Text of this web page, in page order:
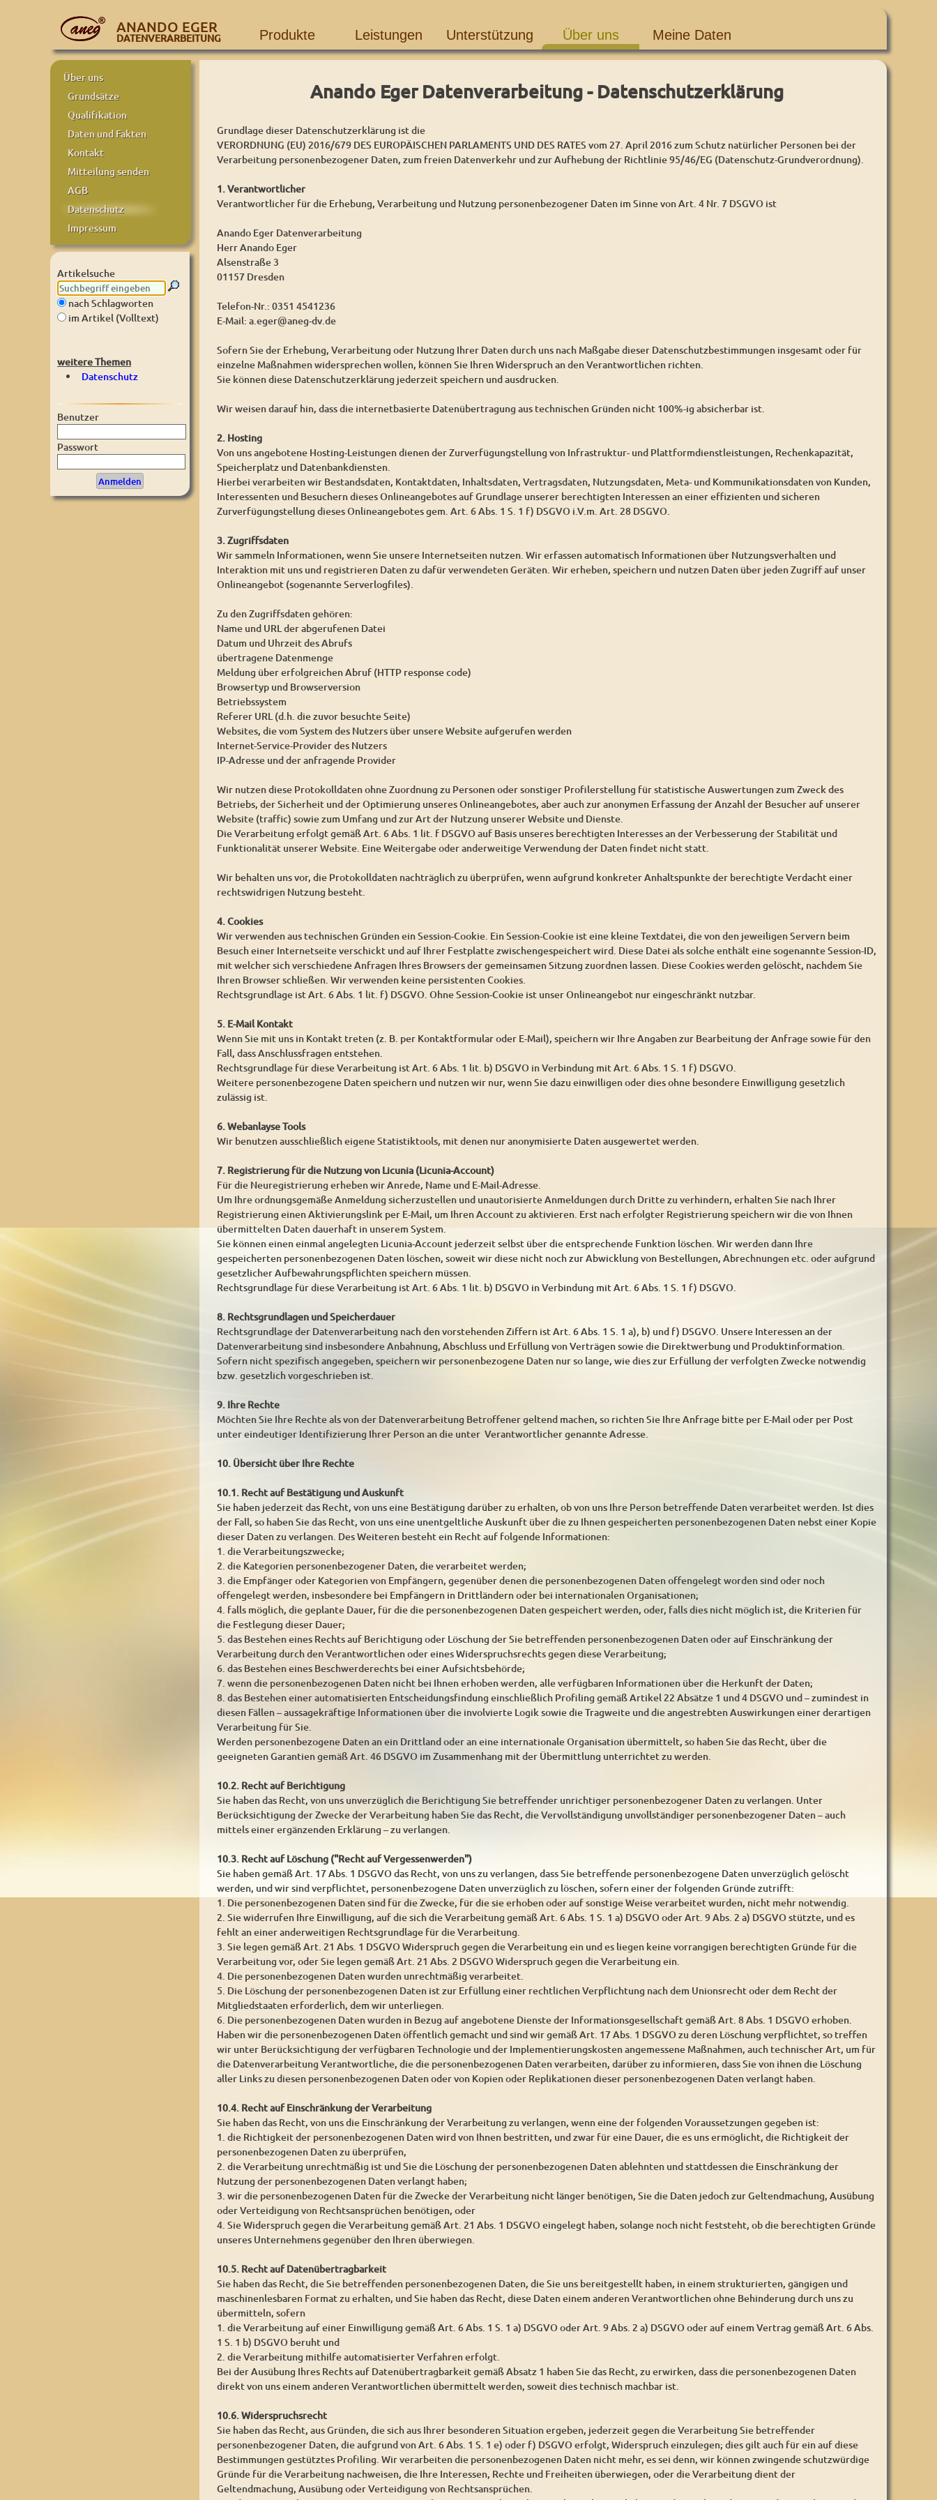
ANANDO EGER
DATENVERARBEITUNG Produkte Leistungen Unterstützung Über uns Meine Daten
Über uns
Grundsätze
Qualifikation
Daten und Fakten
Kontakt
Mitteilung senden
AGB
Datenschutz
Impressum
Artikelsuche
nach Schlagworten
im Artikel (Volltext)
weitere Themen
Datenschutz
Benutzer
Passwort
Anando Eger Datenverarbeitung - Datenschutzerklärung
Grundlage dieser Datenschutzerklärung ist die
VERORDNUNG (EU) 2016/679 DES EUROPÄISCHEN PARLAMENTS UND DES RATES vom 27. April 2016 zum Schutz natürlicher Personen bei der
Verarbeitung personenbezogener Daten, zum freien Datenverkehr und zur Aufhebung der Richtlinie 95/46/EG (Datenschutz-Grundverordnung).
1. Verantwortlicher
Verantwortlicher für die Erhebung, Verarbeitung und Nutzung personenbezogener Daten im Sinne von Art. 4 Nr. 7 DSGVO ist
Anando Eger Datenverarbeitung
Herr Anando Eger
Alsenstraße 3
01157 Dresden
Telefon-Nr.: 0351 4541236
E-Mail: a.eger@aneg-dv.de
Sofern Sie der Erhebung, Verarbeitung oder Nutzung Ihrer Daten durch uns nach Maßgabe dieser Datenschutzbestimmungen insgesamt oder für
einzelne Maßnahmen widersprechen wollen, können Sie Ihren Widerspruch an den Verantwortlichen richten.
Sie können diese Datenschutzerklärung jederzeit speichern und ausdrucken.
Wir weisen darauf hin, dass die internetbasierte Datenübertragung aus technischen Gründen nicht 100%-ig absicherbar ist.
2. Hosting
Von uns angebotene Hosting-Leistungen dienen der Zurverfügungstellung von Infrastruktur- und Plattformdienstleistungen, Rechenkapazität,
Speicherplatz und Datenbankdiensten.
Hierbei verarbeiten wir Bestandsdaten, Kontaktdaten, Inhaltsdaten, Vertragsdaten, Nutzungsdaten, Meta- und Kommunikationsdaten von Kunden,
Interessenten und Besuchern dieses Onlineangebotes auf Grundlage unserer berechtigten Interessen an einer effizienten und sicheren
Zurverfügungstellung dieses Onlineangebotes gem. Art. 6 Abs. 1 S. 1 f) DSGVO i.V.m. Art. 28 DSGVO.
3. Zugriffsdaten
Wir sammeln Informationen, wenn Sie unsere Internetseiten nutzen. Wir erfassen automatisch Informationen über Nutzungsverhalten und
Interaktion mit uns und registrieren Daten zu dafür verwendeten Geräten. Wir erheben, speichern und nutzen Daten über jeden Zugriff auf unser
Onlineangebot (sogenannte Serverlogfiles).
Zu den Zugriffsdaten gehören:
Name und URL der abgerufenen Datei
Datum und Uhrzeit des Abrufs
übertragene Datenmenge
Meldung über erfolgreichen Abruf (HTTP response code)
Browsertyp und Browserversion
Betriebssystem
Referer URL (d.h. die zuvor besuchte Seite)
Websites, die vom System des Nutzers über unsere Website aufgerufen werden
Internet-Service-Provider des Nutzers
IP-Adresse und der anfragende Provider
Wir nutzen diese Protokolldaten ohne Zuordnung zu Personen oder sonstiger Profilerstellung für statistische Auswertungen zum Zweck des
Betriebs, der Sicherheit und der Optimierung unseres Onlineangebotes, aber auch zur anonymen Erfassung der Anzahl der Besucher auf unserer
Website (traffic) sowie zum Umfang und zur Art der Nutzung unserer Website und Dienste.
Die Verarbeitung erfolgt gemäß Art. 6 Abs. 1 lit. f DSGVO auf Basis unseres berechtigten Interesses an der Verbesserung der Stabilität und
Funktionalität unserer Website. Eine Weitergabe oder anderweitige Verwendung der Daten findet nicht statt.
Wir behalten uns vor, die Protokolldaten nachträglich zu überprüfen, wenn aufgrund konkreter Anhaltspunkte der berechtigte Verdacht einer
rechtswidrigen Nutzung besteht.
4. Cookies
Wir verwenden aus technischen Gründen ein Session-Cookie. Ein Session-Cookie ist eine kleine Textdatei, die von den jeweiligen Servern beim
Besuch einer Internetseite verschickt und auf Ihrer Festplatte zwischengespeichert wird. Diese Datei als solche enthält eine sogenannte Session-ID,
mit welcher sich verschiedene Anfragen Ihres Browsers der gemeinsamen Sitzung zuordnen lassen. Diese Cookies werden gelöscht, nachdem Sie
Ihren Browser schließen. Wir verwenden keine persistenten Cookies.
Rechtsgrundlage ist Art. 6 Abs. 1 lit. f) DSGVO. Ohne Session-Cookie ist unser Onlineangebot nur eingeschränkt nutzbar.
5. E-Mail Kontakt
Wenn Sie mit uns in Kontakt treten (z. B. per Kontaktformular oder E-Mail), speichern wir Ihre Angaben zur Bearbeitung der Anfrage sowie für den
Fall, dass Anschlussfragen entstehen.
Rechtsgrundlage für diese Verarbeitung ist Art. 6 Abs. 1 lit. b) DSGVO in Verbindung mit Art. 6 Abs. 1 S. 1 f) DSGVO.
Weitere personenbezogene Daten speichern und nutzen wir nur, wenn Sie dazu einwilligen oder dies ohne besondere Einwilligung gesetzlich
zulässig ist.
6. Webanlayse Tools
Wir benutzen ausschließlich eigene Statistiktools, mit denen nur anonymisierte Daten ausgewertet werden.
7. Registrierung für die Nutzung von Licunia (Licunia-Account)
Für die Neuregistrierung erheben wir Anrede, Name und E-Mail-Adresse.
Um Ihre ordnungsgemäße Anmeldung sicherzustellen und unautorisierte Anmeldungen durch Dritte zu verhindern, erhalten Sie nach Ihrer
Registrierung einen Aktivierungslink per E-Mail, um Ihren Account zu aktivieren. Erst nach erfolgter Registrierung speichern wir die von Ihnen
übermittelten Daten dauerhaft in unserem System.
Sie können einen einmal angelegten Licunia-Account jederzeit selbst über die entsprechende Funktion löschen. Wir werden dann Ihre
gespeicherten personenbezogenen Daten löschen, soweit wir diese nicht noch zur Abwicklung von Bestellungen, Abrechnungen etc. oder aufgrund
gesetzlicher Aufbewahrungspflichten speichern müssen.
Rechtsgrundlage für diese Verarbeitung ist Art. 6 Abs. 1 lit. b) DSGVO in Verbindung mit Art. 6 Abs. 1 S. 1 f) DSGVO.
8. Rechtsgrundlagen und Speicherdauer
Rechtsgrundlage der Datenverarbeitung nach den vorstehenden Ziffern ist Art. 6 Abs. 1 S. 1 a), b) und f) DSGVO. Unsere Interessen an der
Datenverarbeitung sind insbesondere Anbahnung, Abschluss und Erfüllung von Verträgen sowie die Direktwerbung und Produktinformation.
Sofern nicht spezifisch angegeben, speichern wir personenbezogene Daten nur so lange, wie dies zur Erfüllung der verfolgten Zwecke notwendig
bzw. gesetzlich vorgeschrieben ist.
9. Ihre Rechte
Möchten Sie Ihre Rechte als von der Datenverarbeitung Betroffener geltend machen, so richten Sie Ihre Anfrage bitte per E-Mail oder per Post
unter eindeutiger Identifizierung Ihrer Person an die unter Verantwortlicher genannte Adresse.
10. Übersicht über Ihre Rechte
10.1. Recht auf Bestätigung und Auskunft
Sie haben jederzeit das Recht, von uns eine Bestätigung darüber zu erhalten, ob von uns Ihre Person betreffende Daten verarbeitet werden. Ist dies
der Fall, so haben Sie das Recht, von uns eine unentgeltliche Auskunft über die zu Ihnen gespeicherten personenbezogenen Daten nebst einer Kopie
dieser Daten zu verlangen. Des Weiteren besteht ein Recht auf folgende Informationen:
1. die Verarbeitungszwecke;
2. die Kategorien personenbezogener Daten, die verarbeitet werden;
3. die Empfänger oder Kategorien von Empfängern, gegenüber denen die personenbezogenen Daten offengelegt worden sind oder noch
offengelegt werden, insbesondere bei Empfängern in Drittländern oder bei internationalen Organisationen;
4. falls möglich, die geplante Dauer, für die die personenbezogenen Daten gespeichert werden, oder, falls dies nicht möglich ist, die Kriterien für
die Festlegung dieser Dauer;
5. das Bestehen eines Rechts auf Berichtigung oder Löschung der Sie betreffenden personenbezogenen Daten oder auf Einschränkung der
Verarbeitung durch den Verantwortlichen oder eines Widerspruchsrechts gegen diese Verarbeitung;
6. das Bestehen eines Beschwerderechts bei einer Aufsichtsbehörde;
7. wenn die personenbezogenen Daten nicht bei Ihnen erhoben werden, alle verfügbaren Informationen über die Herkunft der Daten;
8. das Bestehen einer automatisierten Entscheidungsfindung einschließlich Profiling gemäß Artikel 22 Absätze 1 und 4 DSGVO und – zumindest in
diesen Fällen – aussagekräftige Informationen über die involvierte Logik sowie die Tragweite und die angestrebten Auswirkungen einer derartigen
Verarbeitung für Sie.
Werden personenbezogene Daten an ein Drittland oder an eine internationale Organisation übermittelt, so haben Sie das Recht, über die
geeigneten Garantien gemäß Art. 46 DSGVO im Zusammenhang mit der Übermittlung unterrichtet zu werden.
10.2. Recht auf Berichtigung
Sie haben das Recht, von uns unverzüglich die Berichtigung Sie betreffender unrichtiger personenbezogener Daten zu verlangen. Unter
Berücksichtigung der Zwecke der Verarbeitung haben Sie das Recht, die Vervollständigung unvollständiger personenbezogener Daten – auch
mittels einer ergänzenden Erklärung – zu verlangen.
10.3. Recht auf Löschung ("Recht auf Vergessenwerden")
Sie haben gemäß Art. 17 Abs. 1 DSGVO das Recht, von uns zu verlangen, dass Sie betreffende personenbezogene Daten unverzüglich gelöscht
werden, und wir sind verpflichtet, personenbezogene Daten unverzüglich zu löschen, sofern einer der folgenden Gründe zutrifft:
1. Die personenbezogenen Daten sind für die Zwecke, für die sie erhoben oder auf sonstige Weise verarbeitet wurden, nicht mehr notwendig.
2. Sie widerrufen Ihre Einwilligung, auf die sich die Verarbeitung gemäß Art. 6 Abs. 1 S. 1 a) DSGVO oder Art. 9 Abs. 2 a) DSGVO stützte, und es
fehlt an einer anderweitigen Rechtsgrundlage für die Verarbeitung.
3. Sie legen gemäß Art. 21 Abs. 1 DSGVO Widerspruch gegen die Verarbeitung ein und es liegen keine vorrangigen berechtigten Gründe für die
Verarbeitung vor, oder Sie legen gemäß Art. 21 Abs. 2 DSGVO Widerspruch gegen die Verarbeitung ein.
4. Die personenbezogenen Daten wurden unrechtmäßig verarbeitet.
5. Die Löschung der personenbezogenen Daten ist zur Erfüllung einer rechtlichen Verpflichtung nach dem Unionsrecht oder dem Recht der
Mitgliedstaaten erforderlich, dem wir unterliegen.
6. Die personenbezogenen Daten wurden in Bezug auf angebotene Dienste der Informationsgesellschaft gemäß Art. 8 Abs. 1 DSGVO erhoben.
Haben wir die personenbezogenen Daten öffentlich gemacht und sind wir gemäß Art. 17 Abs. 1 DSGVO zu deren Löschung verpflichtet, so treffen
wir unter Berücksichtigung der verfügbaren Technologie und der Implementierungskosten angemessene Maßnahmen, auch technischer Art, um für
die Datenverarbeitung Verantwortliche, die die personenbezogenen Daten verarbeiten, darüber zu informieren, dass Sie von ihnen die Löschung
aller Links zu diesen personenbezogenen Daten oder von Kopien oder Replikationen dieser personenbezogenen Daten verlangt haben.
10.4. Recht auf Einschränkung der Verarbeitung
Sie haben das Recht, von uns die Einschränkung der Verarbeitung zu verlangen, wenn eine der folgenden Voraussetzungen gegeben ist:
1. die Richtigkeit der personenbezogenen Daten wird von Ihnen bestritten, und zwar für eine Dauer, die es uns ermöglicht, die Richtigkeit der
personenbezogenen Daten zu überprüfen,
2. die Verarbeitung unrechtmäßig ist und Sie die Löschung der personenbezogenen Daten ablehnten und stattdessen die Einschränkung der
Nutzung der personenbezogenen Daten verlangt haben;
3. wir die personenbezogenen Daten für die Zwecke der Verarbeitung nicht länger benötigen, Sie die Daten jedoch zur Geltendmachung, Ausübung
oder Verteidigung von Rechtsansprüchen benötigen, oder
4. Sie Widerspruch gegen die Verarbeitung gemäß Art. 21 Abs. 1 DSGVO eingelegt haben, solange noch nicht feststeht, ob die berechtigten Gründe
unseres Unternehmens gegenüber den Ihren überwiegen.
10.5. Recht auf Datenübertragbarkeit
Sie haben das Recht, die Sie betreffenden personenbezogenen Daten, die Sie uns bereitgestellt haben, in einem strukturierten, gängigen und
maschinenlesbaren Format zu erhalten, und Sie haben das Recht, diese Daten einem anderen Verantwortlichen ohne Behinderung durch uns zu
übermitteln, sofern
1. die Verarbeitung auf einer Einwilligung gemäß Art. 6 Abs. 1 S. 1 a) DSGVO oder Art. 9 Abs. 2 a) DSGVO oder auf einem Vertrag gemäß Art. 6 Abs.
1 S. 1 b) DSGVO beruht und
2. die Verarbeitung mithilfe automatisierter Verfahren erfolgt.
Bei der Ausübung Ihres Rechts auf Datenübertragbarkeit gemäß Absatz 1 haben Sie das Recht, zu erwirken, dass die personenbezogenen Daten
direkt von uns einem anderen Verantwortlichen übermittelt werden, soweit dies technisch machbar ist.
10.6. Widerspruchsrecht
Sie haben das Recht, aus Gründen, die sich aus Ihrer besonderen Situation ergeben, jederzeit gegen die Verarbeitung Sie betreffender
personenbezogener Daten, die aufgrund von Art. 6 Abs. 1 S. 1 e) oder f) DSGVO erfolgt, Widerspruch einzulegen; dies gilt auch für ein auf diese
Bestimmungen gestütztes Profiling. Wir verarbeiten die personenbezogenen Daten nicht mehr, es sei denn, wir können zwingende schutzwürdige
Gründe für die Verarbeitung nachweisen, die Ihre Interessen, Rechte und Freiheiten überwiegen, oder die Verarbeitung dient der
Geltendmachung, Ausübung oder Verteidigung von Rechtsansprüchen.